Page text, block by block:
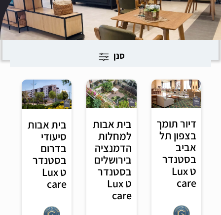
סנן
דיור תומך
בצפון תל
אביב
בסטנדר
ט Lux
care
בית אבות
למחלות
הדמנציה
בירושלים
בסטנדר
ט Lux
care
בית אבות
סיעודי
בדרום
בסטנדר
ט Lux
care